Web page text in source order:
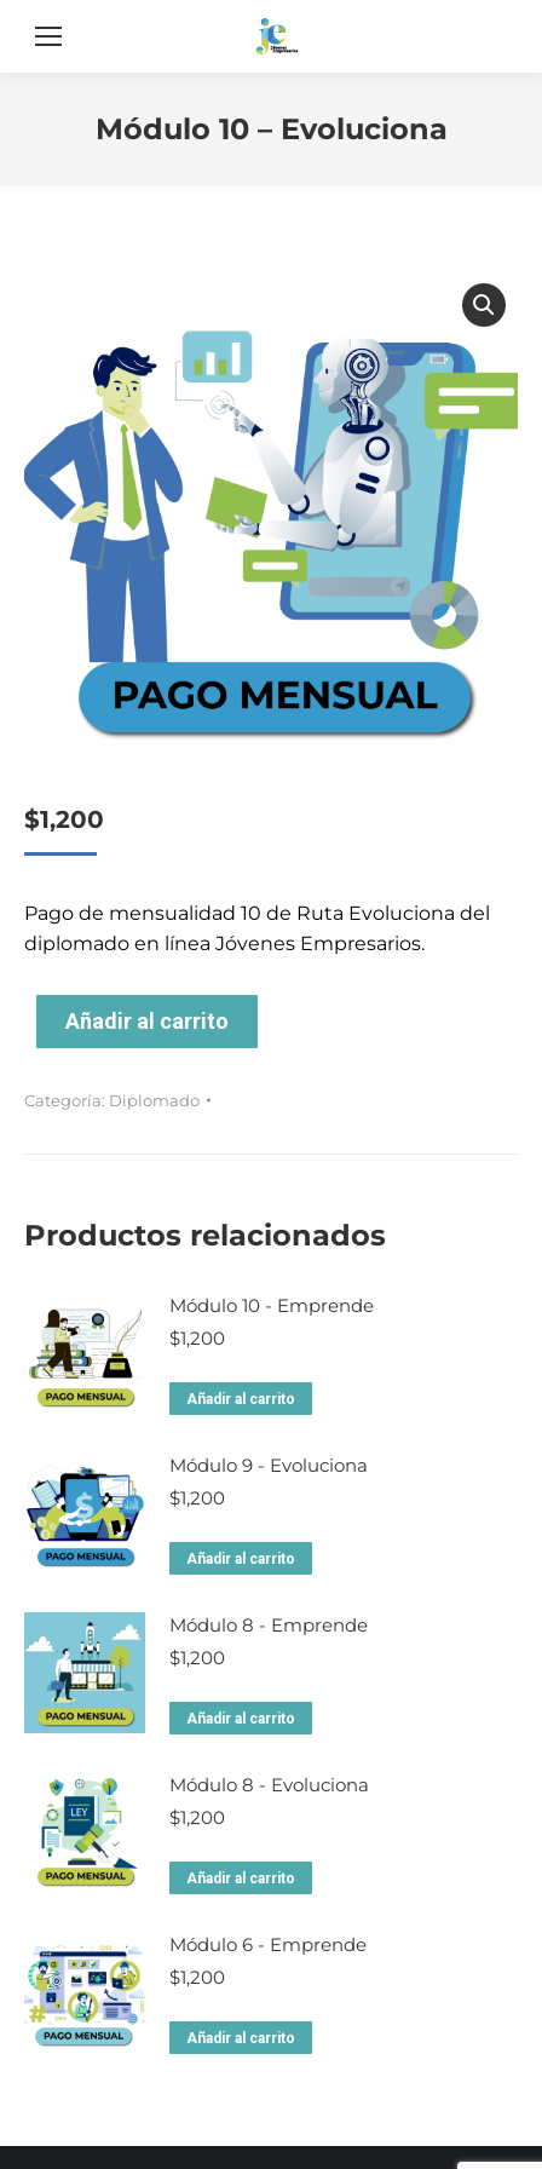
Módulo 10 – Evoluciona
$1,200
Pago de mensualidad 10 de Ruta Evoluciona del
diplomado en línea Jóvenes Empresarios.
Añadir al carrito
Categoría: Diplomado
Productos relacionados
Módulo 10 - Emprende
$1,200
Añadir al carrito
Módulo 9 - Evoluciona
$1,200
Añadir al carrito
Módulo 8 - Emprende
$1,200
Añadir al carrito
Módulo 8 - Evoluciona
$1,200
Añadir al carrito
Módulo 6 - Emprende
$1,200
Añadir al carrito